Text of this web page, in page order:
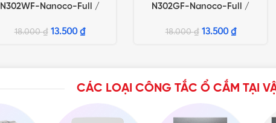
N302WF-Nanoco-Full /
FXF302WW-Nano-Full
18.000₫ 13.500 ₫
N302GF-Nanoco-Full /
FXF302GW-Nano-Full
18.000₫ 13.500 ₫
CÁC LOẠI CÔNG TẮC Ổ CẮM TẠI